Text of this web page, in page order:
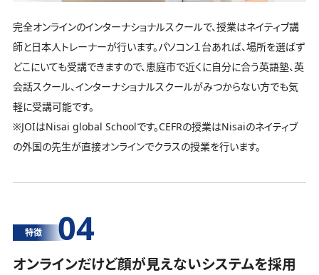
完全オンラインのインターナショナルスクールで、授業はネイティブ講
師と日本人トレーナーが行います。パソコン１台あれば、場所を選ばず
どこにいても受講できますので、恵庭市で近くに自分に合う英語塾、英
会話スクール、インターナショナルスクールがみつからない方でも気
軽に受講可能です。
※JOIはNisai global Schoolです。CEFRの授業はNisaiのネイティブ
の外国の先生が直接オンラインでクラスの授業を行います。
特徴 04
オンラインだけど顔が見えないシステムを採用